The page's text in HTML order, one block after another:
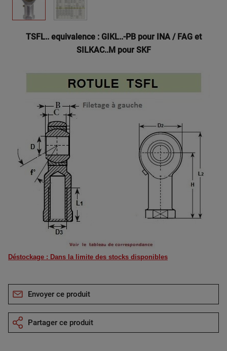
TSFL.. equivalence : GIKL..-PB pour INA / FAG et
SILKAC..M pour SKF
Déstockage : Dans la limite des stocks disponibles
Envoyer ce produit
Partager ce produit